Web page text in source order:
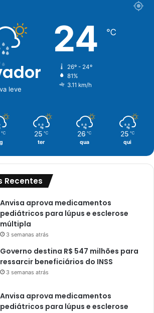
leve
24 ℃
26º - 24º
81%
3.11 km/h
℃ 25 ℃
ter
26 ℃
qua
25 ℃
qui
Recentes
Anvisa aprova medicamentos
pediátricos para lúpus e esclerose
múltipla
3 semanas atrás
Governo destina R$ 547 milhões para
ressarcir beneficiários do INSS
3 semanas atrás
Anvisa aprova medicamentos
pediátricos para lúpus e esclerose